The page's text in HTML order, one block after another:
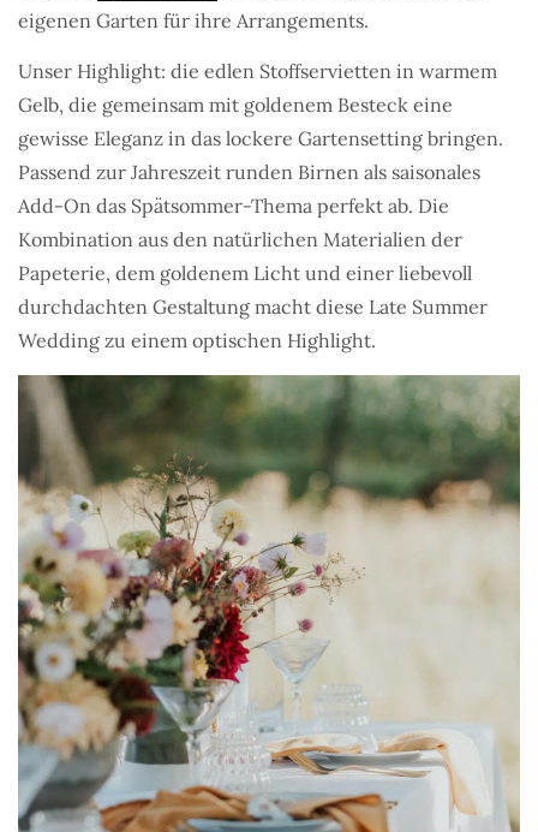
eigenen Garten für ihre Arrangements.
Unser Highlight: die edlen Stoffservietten in warmem
Gelb, die gemeinsam mit goldenem Besteck eine
gewisse Eleganz in das lockere Gartensetting bringen.
Passend zur Jahreszeit runden Birnen als saisonales
Add-On das Spätsommer-Thema perfekt ab. Die
Kombination aus den natürlichen Materialien der
Papeterie, dem goldenem Licht und einer liebevoll
durchdachten Gestaltung macht diese Late Summer
Wedding zu einem optischen Highlight.